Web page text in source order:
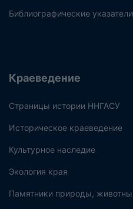
Библиографические указатели
Краеведение
Страницы истории ННГАСУ
Историческое краеведение
Культурное наследие
Экология края
Памятники природы,